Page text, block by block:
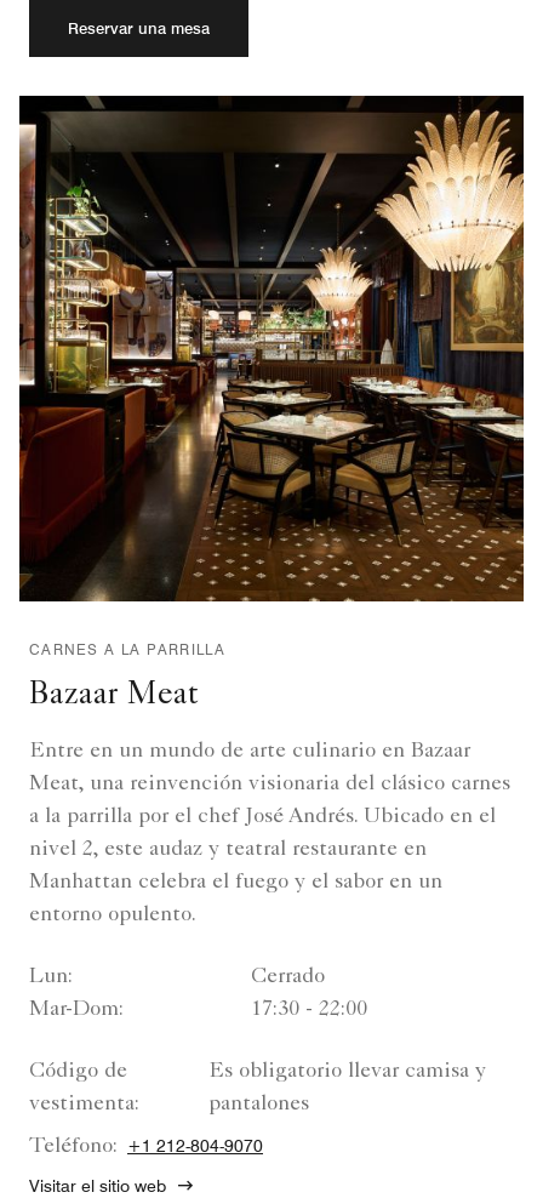
Reservar una mesa
CARNES A LA PARRILLA
Bazaar Meat
Entre en un mundo de arte culinario en Bazaar
Meat, una reinvención visionaria del clásico carnes
a la parrilla por el chef José Andrés. Ubicado en el
nivel 2, este audaz y teatral restaurante en
Manhattan celebra el fuego y el sabor en un
entorno opulento.
Lun:
Cerrado
Mar-Dom:
17:30 - 22:00
Código de
vestimenta:
Es obligatorio llevar camisa y
pantalones
Teléfono:
+1 212-804-9070
Visitar el sitio web